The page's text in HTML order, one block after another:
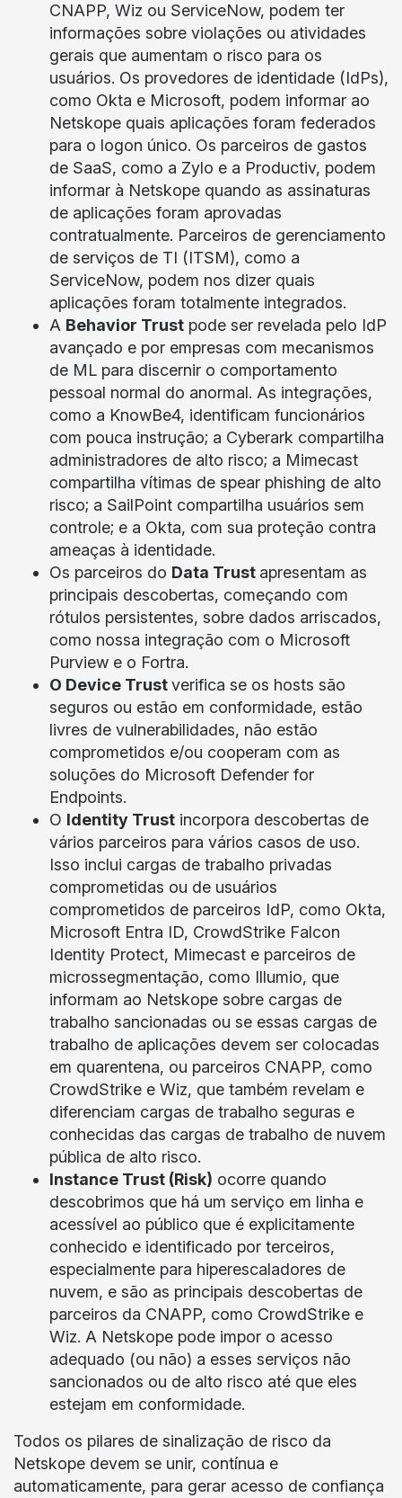
CNAPP, Wiz ou ServiceNow, podem ter
informações sobre violações ou atividades
gerais que aumentam o risco para os
usuários. Os provedores de identidade (IdPs),
como Okta e Microsoft, podem informar ao
Netskope quais aplicações foram federados
para o logon único. Os parceiros de gastos
de SaaS, como a Zylo e a Productiv, podem
informar à Netskope quando as assinaturas
de aplicações foram aprovadas
contratualmente. Parceiros de gerenciamento
de serviços de TI (ITSM), como a
ServiceNow, podem nos dizer quais
aplicações foram totalmente integrados.
A Behavior Trust pode ser revelada pelo IdP
avançado e por empresas com mecanismos
de ML para discernir o comportamento
pessoal normal do anormal. As integrações,
como a KnowBe4, identificam funcionários
com pouca instrução; a Cyberark compartilha
administradores de alto risco; a Mimecast
compartilha vítimas de spear phishing de alto
risco; a SailPoint compartilha usuários sem
controle; e a Okta, com sua proteção contra
ameaças à identidade.
Os parceiros do Data Trust apresentam as
principais descobertas, começando com
rótulos persistentes, sobre dados arriscados,
como nossa integração com o Microsoft
Purview e o Fortra.
O Device Trustverifica se os hosts são
seguros ou estão em conformidade, estão
livres de vulnerabilidades, não estão
comprometidos e/ou cooperam com as
soluções do Microsoft Defender for
Endpoints.
O Identity Trust incorpora descobertas de
vários parceiros para vários casos de uso.
Isso inclui cargas de trabalho privadas
comprometidas ou de usuários
comprometidos de parceiros IdP, como Okta,
Microsoft Entra ID, CrowdStrike Falcon
Identity Protect, Mimecast e parceiros de
microssegmentação, como Illumio, que
informam ao Netskope sobre cargas de
trabalho sancionadas ou se essas cargas de
trabalho de aplicações devem ser colocadas
em quarentena, ou parceiros CNAPP, como
CrowdStrike e Wiz, que também revelam e
diferenciam cargas de trabalho seguras e
conhecidas das cargas de trabalho de nuvem
pública de alto risco.
Instance Trust (Risk) ocorre quando
descobrimos que há um serviço em linha e
acessível ao público que é explicitamente
conhecido e identificado por terceiros,
especialmente para hiperescaladores de
nuvem, e são as principais descobertas de
parceiros da CNAPP, como CrowdStrike e
Wiz. A Netskope pode impor o acesso
adequado (ou não) a esses serviços não
sancionados ou de alto risco até que eles
estejam em conformidade.
Todos os pilares de sinalização de risco da
Netskope devem se unir, contínua e
automaticamente, para gerar acesso de confiança